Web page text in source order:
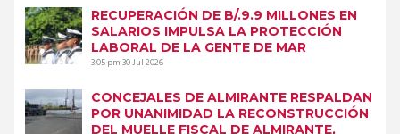
RECUPERACIÓN DE B/.9.9 MILLONES EN
SALARIOS IMPULSA LA PROTECCIÓN
LABORAL DE LA GENTE DE MAR
3:05 pm30 Jul 2026
CONCEJALES DE ALMIRANTE RESPALDAN
POR UNANIMIDAD LA RECONSTRUCCIÓN
DEL MUELLE FISCAL DE ALMIRANTE,